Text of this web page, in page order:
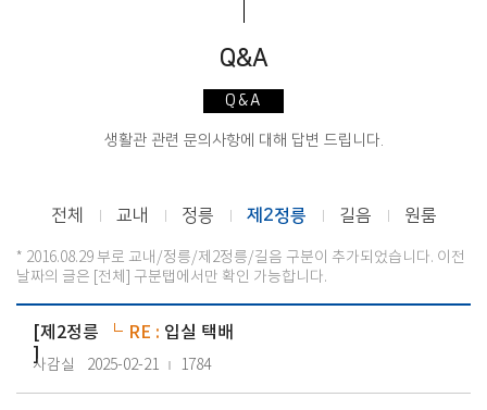
Q&A
Q&A
생활관 관련 문의사항에 대해 답변 드립니다.
전체 교내 정릉 제2정릉 길음 원룸
* 2016.08.29 부로 교내/정릉/제2정릉/길음 구분이 추가되었습니다. 이전
날짜의 글은 [전체] 구분탭에서만 확인 가능합니다.
[제2정릉
]
RE : 입실 택배
사감실 2025-02-21 1784